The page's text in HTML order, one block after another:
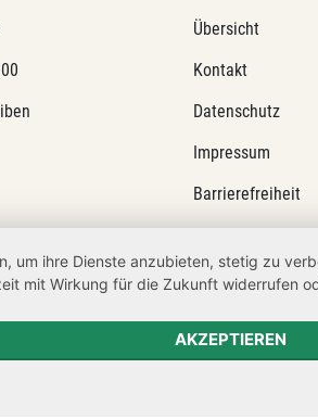
Übersicht
Kontakt
Datenschutz
Impressum
Barrierefreiheit
Netiquette
um ihre Dienste anzubieten, stetig zu
mit Wirkung für die Zukunft widerrufen
AKZEPTIEREN